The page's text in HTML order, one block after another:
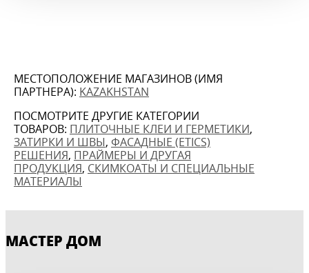
МЕСТОПОЛОЖЕНИЕ МАГАЗИНОВ (ИМЯ
ПАРТНЕРА): KAZAKHSTAN
ПОСМОТРИТЕ ДРУГИЕ КАТЕГОРИИ
ТОВАРОВ: ПЛИТОЧНЫЕ КЛЕИ И ГЕРМЕТИКИ,
ЗАТИРКИ И ШВЫ, ФАСАДНЫЕ (ETICS)
РЕШЕНИЯ, ПРАЙМЕРЫ И ДРУГАЯ
ПРОДУКЦИЯ, СКИМКОАТЫ И СПЕЦИАЛЬНЫЕ
МАТЕРИАЛЫ
МАСТЕР ДОМ